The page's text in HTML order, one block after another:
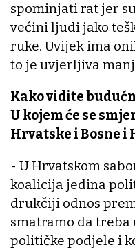
spominjati rat jer
većini ljudi jako
ruke. Uvijek ima
to je uvjerljiva
Kako vidite
U kojem će se
Hrvatske i Bosne i
- U Hrvatskom
koalicija jedina
drukčiji odnos
smatramo da
političke podjele i